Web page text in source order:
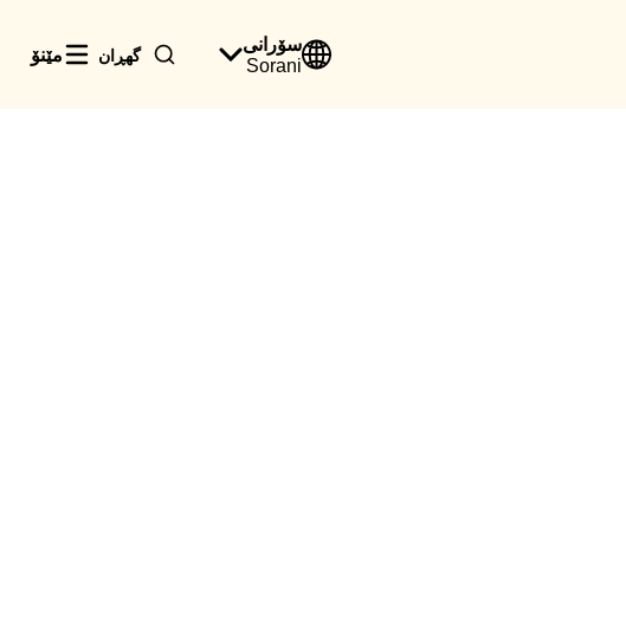
سۆرانی
Sorani
گھڕان مێنۆ